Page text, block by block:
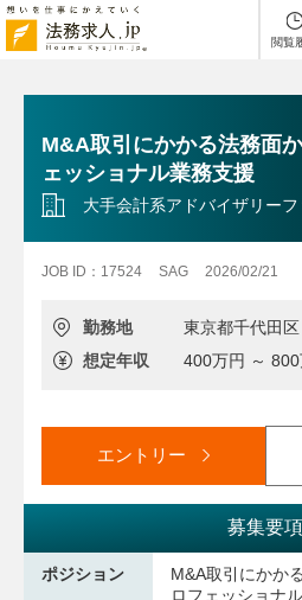
閲覧
M&A取引にかかる法務面
ェッショナル業務支援
大手会計系アドバイザリーフ
JOB ID：17524 SAG 2026/02/21
勤務地
東京都千代田区
想定年収
400万円 ～ 800
エントリー
募集要項
ポジション
M&A取引にかか
ロフェッショナ